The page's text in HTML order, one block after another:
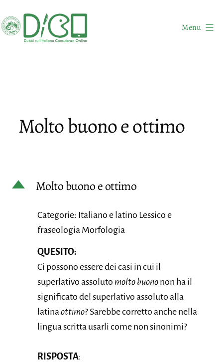
al
contenuto
Online
Menu
Molto buono e ottimo
D Molto buono e ottimo
Categorie: Italiano e latino Lessico e
fraseologia Morfologia
QUESITO:
Ci possono essere dei casi in cui il
superlativo assoluto molto buono non ha il
significato del superlativo assoluto alla
latinaottimo? Sarebbe corretto anche nella
lingua scritta usarli come non sinonimi?
RISPOSTA: